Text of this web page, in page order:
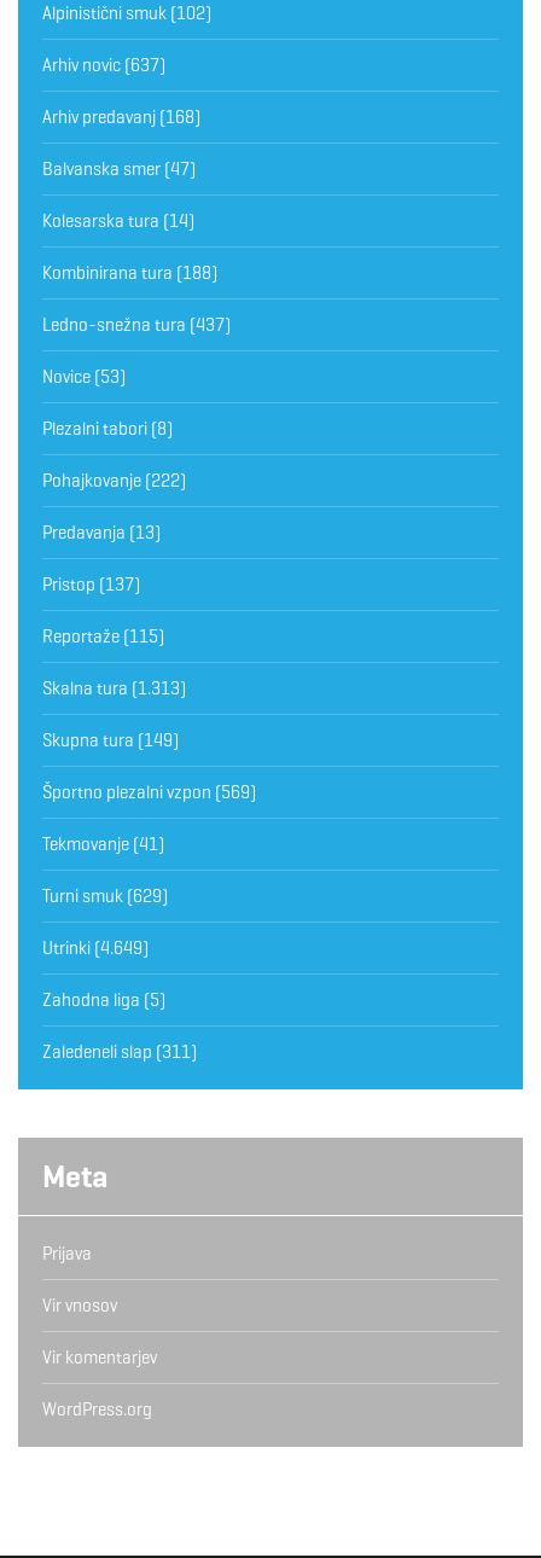
Alpinistični smuk (102)
Arhiv novic (637)
Arhiv predavanj (168)
Balvanska smer (47)
Kolesarska tura (14)
Kombinirana tura (188)
Ledno-snežna tura (437)
Novice (53)
Plezalni tabori (8)
Pohajkovanje (222)
Predavanja (13)
Pristop (137)
Reportaže (115)
Skalna tura (1.313)
Skupna tura (149)
Športno plezalni vzpon (569)
Tekmovanje (41)
Turni smuk (629)
Utrinki (4.649)
Zahodna liga (5)
Zaledeneli slap (311)
Meta
Prijava
Vir vnosov
Vir komentarjev
WordPress.org